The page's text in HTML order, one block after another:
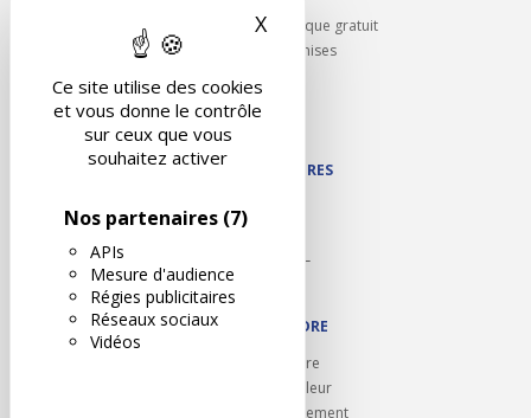
Ce site utilise des cookies
et vous donne le contrôle
sur ceux que vous
souhaitez activer
Nos partenaires (7)
APIs
Mesure d'audience
Régies publicitaires
Réseaux sociaux
Vidéos
X Masquer le bandeau des
Rappel contrôle technique gratuit
Partenariats/Remises
Contact
NOS PARTENAIRES
Autodidact
Karoil
Autovision PL
Motovision
NOUS REJOINDRE
Ouvrir un centre
Devenez contrôleur
Carrières et recrutement